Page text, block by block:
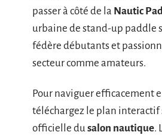
passer à côté de la Nautic
urbaine de stand-up paddle
fédère débutants et
secteur comme amateurs.
Pour naviguer efficacement
téléchargez le plan interactif
officielle dusalon nautique.